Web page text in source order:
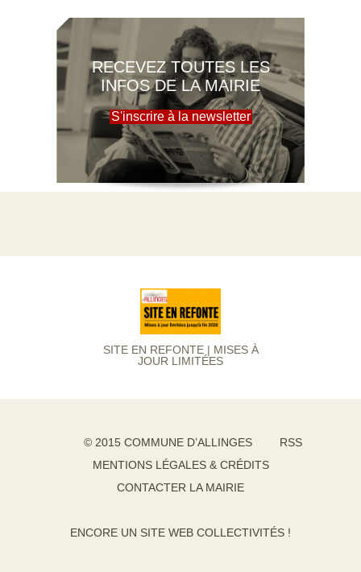
RECEVEZ TOUTES LES
INFOS DE LA MAIRIE
S'inscrire à la newsletter
SITE EN REFONTE | MISES À
JOUR LIMITÉES
© 2015 COMMUNE D’ALLINGES
RSS
MENTIONS LÉGALES & CRÉDITS
CONTACTER LA MAIRIE
ENCORE UN SITE WEB COLLECTIVITÉS !